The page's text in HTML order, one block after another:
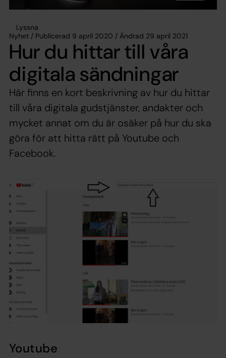
Lyssna
Nyhet / Publicerad 9 april 2020 / Ändrad 29 april 2021
Hur du hittar till våra
digitala sändningar
Här finns en kort beskrivning av hur du hittar
till våra digitala gudstjänster, andakter och
mycket annat om du är osäker på hur du ska
göra för att hitta rätt på Youtube och
Facebook.
Youtube